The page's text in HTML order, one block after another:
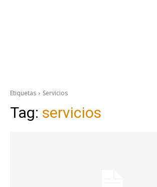
Etiquetas Servicios
Tag: servicios